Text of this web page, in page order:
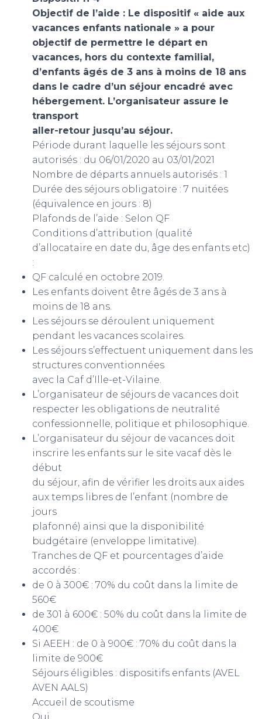
Objectif de l’aide : Le dispositif « aide aux
vacances enfants nationale » a pour
objectif de permettre le départ en
vacances, hors du contexte familial,
d’enfants âgés de 3 ans à moins de 18 ans
dans le cadre d’un séjour encadré avec
hébergement. L’organisateur assure le
transport
aller-retour jusqu’au séjour.
Période durant laquelle les séjours sont
autorisés : du 06/01/2020 au 03/01/2021
Nombre de départs annuels autorisés : 1
Durée des séjours obligatoire : 7 nuitées
(équivalence en jours : 8)
Plafonds de l’aide : Selon QF
Conditions d’attribution (qualité
d’allocataire en date du, âge des enfants etc)
:
QF calculé en octobre 2019.
Les enfants doivent être âgés de 3 ans à
moins de 18 ans.
Les séjours se déroulent uniquement
pendant les vacances scolaires.
Les séjours s’effectuent uniquement dans les
structures conventionnées
avec la Caf d’Ille-et-Vilaine.
L’organisateur de séjours de vacances doit
respecter les obligations de neutralité
confessionnelle, politique et philosophique.
L’organisateur du séjour de vacances doit
inscrire les enfants sur le site vacaf dès le
début
du séjour, afin de vérifier les droits aux aides
aux temps libres de l’enfant (nombre de
jours
plafonné) ainsi que la disponibilité
budgétaire (enveloppe limitative).
Tranches de QF et pourcentages d’aide
accordés :
de 0 à 300€ : 70% du coût dans la limite de
560€
de 301 à 600€ : 50% du coût dans la limite de
400€
Si AEEH : de 0 à 900€ : 70% du coût dans la
limite de 900€
Séjours éligibles : dispositifs enfants (AVEL
AVEN AALS)
Accueil de scoutisme